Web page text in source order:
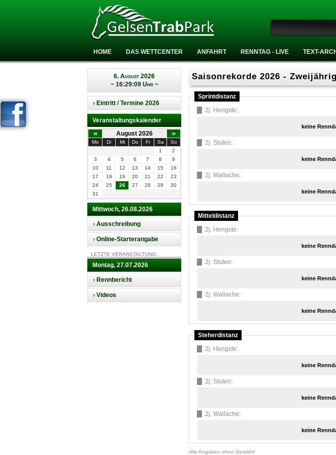
HOME DAS WETTCENTER ANFAHRT RENNTAG - LIVE TEXT-
6. August 2026
− 16:29:09 Uhr −
› Eintritt / Termine 2026
Veranstaltungskalender
« August 2026 »
Mo Di Mi Do Fr Sa
So
1
2
3
4 5 6 7 8
9
10
11 12 13 14 15
16
17
18 19 20 21 22
23
24
25 26 27 28 29
30
31
Mittwoch, 26.08.2026
› Ausschreibung
› Online-Starterangabe
LETZTE VERANSTALTUNG:
Montag, 27.07.2026
› Rennbericht
› Videos
Saisonrekorde 2026 -
Sprintdistanz
2j. Hengste:
keine
2j. Stuten:
keine
2j. Wallache:
keine
Mitteldistanz
2j. Hengste:
keine
2j. Stuten:
keine
2j. Wallache:
keine
Steherdistanz
2j. Hengste:
keine
2j. Stuten:
keine
2j. Wallache:
keine
Alle Angaben ohne Gewähr!